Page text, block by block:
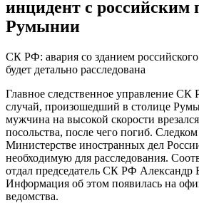
инцидент с российским
Румынии
СК РФ: авария со зданием
будет детально расследована
Главное следственное управление СК
случай, произошедший в столице
мужчина на высокой скорости
посольства, после чего погиб. Следком
Министерстве иностранных дел
необходимую для расследования.
отдал председатель СК РФ Александр
Информация об этом появилась на
ведомства.